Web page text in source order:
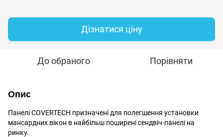
Дізнатися ціну
До обраного Порівняти
Опис
Панелі COVERTECH призначені для полегшення установки
мансардних вікон в найбільш поширені сендвіч-панелі на
ринку.